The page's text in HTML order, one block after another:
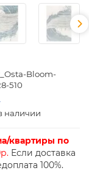
Bloom-
510
наличии
квартиры по
Если доставка
100%.